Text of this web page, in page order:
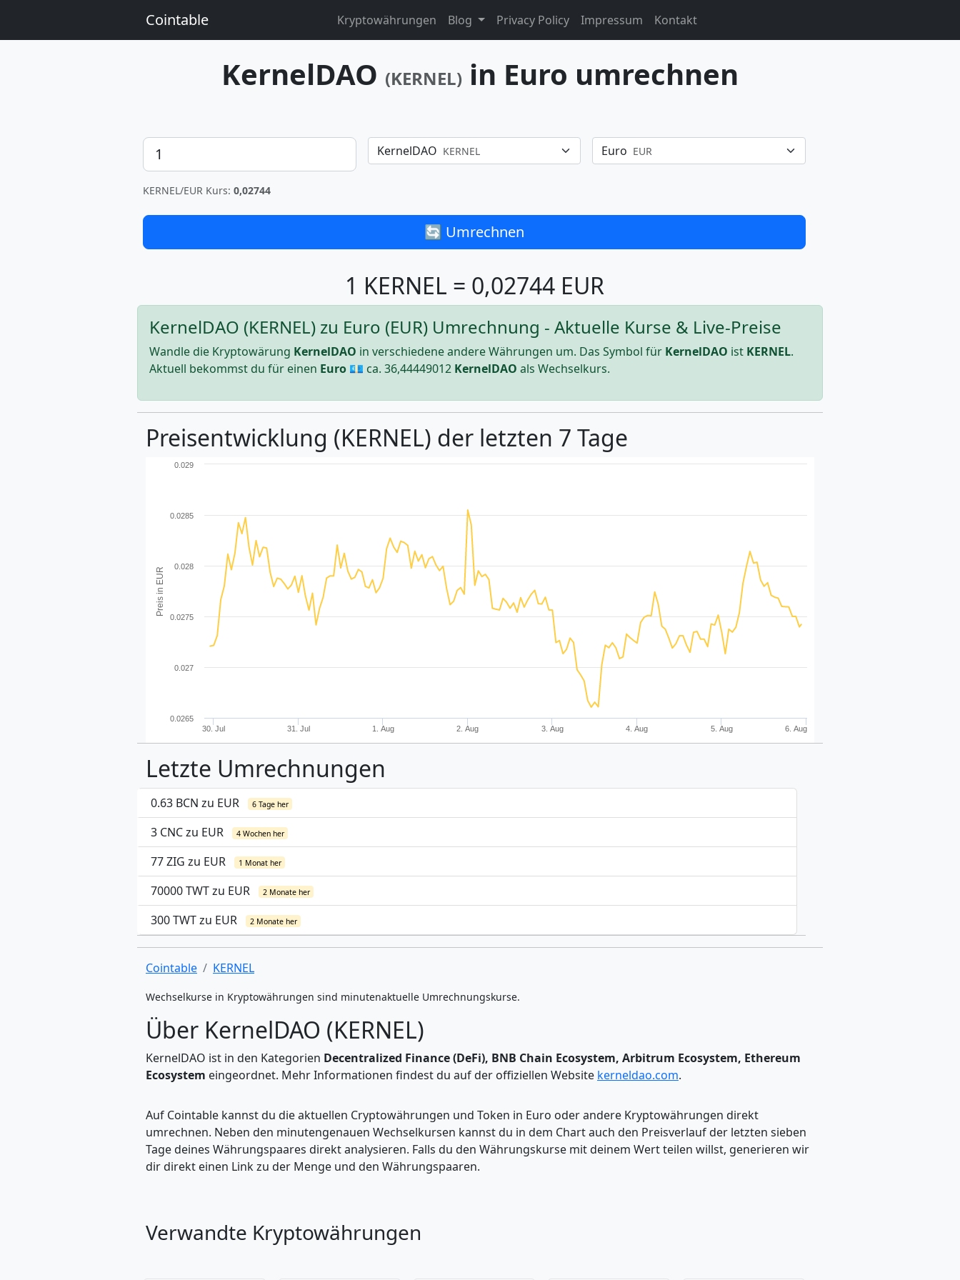
Cointable Kryptowährungen Blog Privacy Policy Impressum Kontakt
KernelDAO (KERNEL) in Euro umrechnen
Betrag KernelDAO KERNEL Euro EUR
KERNEL/EUR Kurs: 0,02744
🔄 Umrechnen
1 KERNEL = 0,02744 EUR
KernelDAO (KERNEL) zu Euro (EUR) Umrechnung - Aktuelle Kurse & Live-Preise
Wandle die Kryptowärung KernelDAO in verschiedene andere Währungen um. Das Symbol für KernelDAO ist KERNEL.
Aktuell bekommst du für einen Euro 💶 ca. 36,44449012 KernelDAO als Wechselkurs.
Preisentwicklung (KERNEL) der letzten 7 Tage
Preis in EUR
30. Jul 31. Jul 1. Aug 2. Aug 3. Aug 4. Aug 5. Aug 6. Aug
0.0265
0.027
0.0275
0.028
0.0285
0.029
Letzte Umrechnungen
0.63 BCN zu EUR 6 Tage her
3 CNC zu EUR 4 Wochen her
77 ZIG zu EUR 1 Monat her
70000 TWT zu EUR 2 Monate her
300 TWT zu EUR 2 Monate her
Cointable KERNEL
Wechselkurse in Kryptowährungen sind minutenaktuelle Umrechnungskurse.
Über KernelDAO (KERNEL)
KernelDAO ist in den Kategorien Decentralized Finance (DeFi), BNB Chain Ecosystem, Arbitrum Ecosystem, Ethereum
Ecosystem eingeordnet. Mehr Informationen findest du auf der offiziellen Website kerneldao.com.
Auf Cointable kannst du die aktuellen Cryptowährungen und Token in Euro oder andere Kryptowährungen direkt
umrechnen. Neben den minutengenauen Wechselkursen kannst du in dem Chart auch den Preisverlauf der letzten sieben
Tage deines Währungspaares direkt analysieren. Falls du den Währungskurse mit deinem Wert teilen willst, generieren wir
dir direkt einen Link zu der Menge und den Währungspaaren.
Verwandte Kryptowährungen